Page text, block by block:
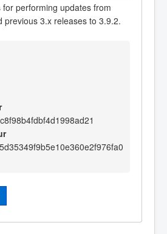
performing updates from
previous 3.x releases to 3.9.2.